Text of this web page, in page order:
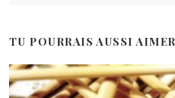
TU POURRAIS AUSSI AIMER